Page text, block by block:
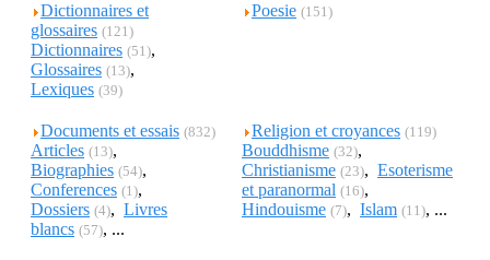
Dictionnaires et
glossaires (121)
Dictionnaires (51),
Glossaires (13),
Lexiques (39)
Poesie (151)
Documents et essais (832)
Articles (13),
Biographies (54),
Conferences (1),
Dossiers (4), Livres
blancs (57), ...
Religion et croyances (119)
Bouddhisme (32),
Christianisme (23), Esoterisme
et paranormal (16),
Hindouisme (7), Islam (11), ...